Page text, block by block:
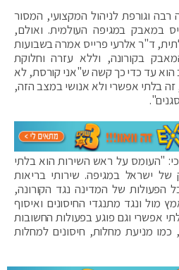
וגורפת לניהול המקצועי, המסור
במאבק במגיפה העולמית. ואולם,
ד"ר אלרעי פרייס אמרה בשבועות
בקורונה, וללא עזרה וחלוקת
הוא עד כדי כך קשה ש"אני קורסת, לא
בלתי אפשרי ולא אנושי במצב הזה,
"העומס על ראש השירות הוא בלתי
ישראל במגיפה. שירותי בריאות
הפעולות של המדינה נגד הקורונה,
מול ונגד מתנגדי החיסונים ואיסוף
אפשרי וגם פוגע בפעולות החשובות
מניעת מחלות, חיסונים למחלות